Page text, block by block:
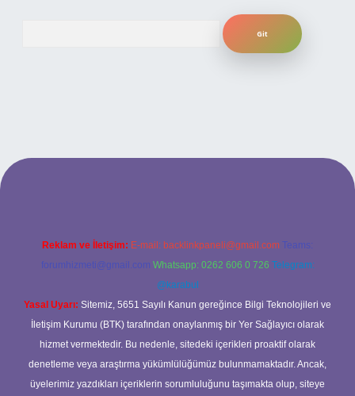
bahis sitesi
Reklam ve İletişim: E-mail: backlinkpaneli@gmail.com Teams:
forumhizmeti@gmail.com Whatsapp: 0262 606 0 726 Telegram:
@karabul
Yasal Uyarı: Sitemiz, 5651 Sayılı Kanun gereğince Bilgi Teknolojileri ve
İletişim Kurumu (BTK) tarafından onaylanmış bir Yer Sağlayıcı olarak
hizmet vermektedir. Bu nedenle, sitedeki içerikleri proaktif olarak
denetleme veya araştırma yükümlülüğümüz bulunmamaktadır. Ancak,
üyelerimiz yazdıkları içeriklerin sorumluluğunu taşımakta olup, siteye